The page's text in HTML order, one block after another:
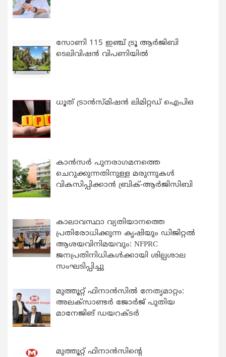
സോണി 115 ഇഞ്ച് ട്രൂ ആർജിബി
ടെലിവിഷൻ വിപണിയിൽ
ധൂത് ട്രാൻസ്മിഷൻ ലിമിറ്റഡ് ഐപിഒ
കാന്‍സര്‍ പുനരാഗമനത്തെ
ചെറുക്കുന്നതിനുള്ള മരുന്നുകള്‍
വികസിപ്പിക്കാന്‍ ബ്രിക്-ആര്‍ജിസിബി
കാലാവസ്ഥാ വ്യതിയാനത്തെ
പ്രതിരോധിക്കുന്ന കൃഷിയും ഡിജിറ്റൽ
ആശയവിനിമയവും: NFPRC
ജനപ്രതിനിധികൾക്കായി ശില്പശാല
സംഘടിപ്പിച്ചു
മുത്തൂറ്റ് ഫിനാൻസിൽ നേതൃമാറ്റം:
അലക്സാണ്ടർ ജോർജ് പുതിയ
മാനേജിങ് ഡയറക്ടർ
മുത്തൂറ്റ് ഫിനാൻസിന്റെ